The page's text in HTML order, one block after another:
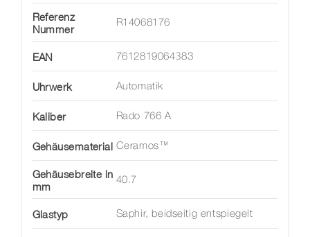
Referenz
Nummer
R14068176
EAN 7612819064383
Uhrwerk Automatik
Kaliber Rado 766 A
Gehäusematerial Ceramos™
Gehäusebreite in
mm
40.7
Glastyp Saphir, beidseitig entspiegelt